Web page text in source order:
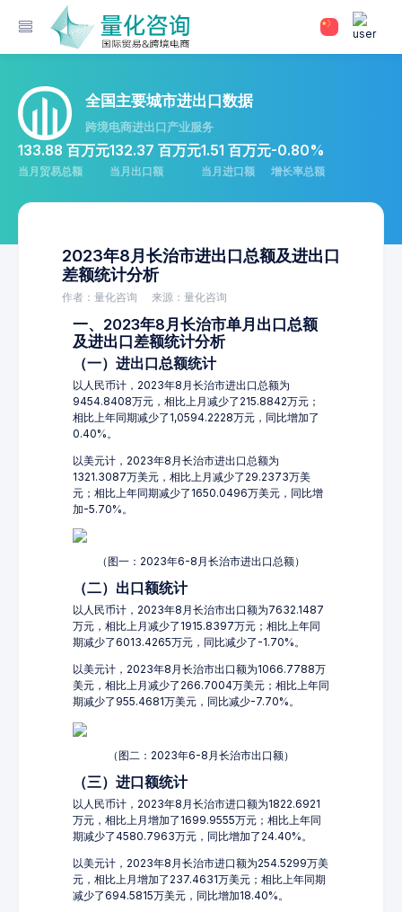
全国主要城市进出口数据
跨境电商进出口产业服务
133.88 百万元
当月贸易总额
132.37 百万元
当月出口额
1.51 百万元
当月进口额
-0.80%
增长率总额
2023年8月长治市进出口总额及进出口
差额统计分析
作者：量化咨询 来源：量化咨询
一、2023年8月长治市单月出口总额
及进出口差额统计分析
（一）进出口总额统计
以人民币计，2023年8月长治市进出口总额为
9454.8408万元，相比上月减少了215.8842万元；
相比上年同期减少了1,0594.2228万元，同比增加了
0.40%。
以美元计，2023年8月长治市进出口总额为
1321.3087万美元，相比上月减少了29.2373万美
元；相比上年同期减少了1650.0496万美元，同比增
加-5.70%。
（图一：2023年6-8月长治市进出口总额）
（二）出口额统计
以人民币计，2023年8月长治市出口额为7632.1487
万元，相比上月减少了1915.8397万元；相比上年同
期减少了6013.4265万元，同比减少了-1.70%。
以美元计，2023年8月长治市出口额为1066.7788万
美元，相比上月减少了266.7004万美元；相比上年同
期减少了955.4681万美元，同比减少-7.70%。
（图二：2023年6-8月长治市出口额）
（三）进口额统计
以人民币计，2023年8月长治市进口额为1822.6921
万元，相比上月增加了1699.9555万元；相比上年同
期减少了4580.7963万元，同比增加了24.40%。
以美元计，2023年8月长治市进口额为254.5299万美
元，相比上月增加了237.4631万美元；相比上年同期
减少了694.5815万美元，同比增加18.40%。